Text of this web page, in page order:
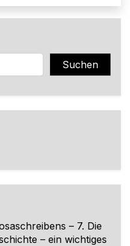
Suchen
– 7. Die
– ein wichtiges